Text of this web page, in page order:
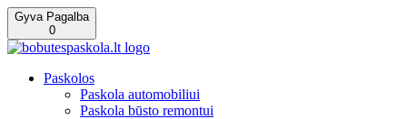
Gyva Pagalba
0
Paskolos
Paskola automobiliui
Paskola būsto remontui